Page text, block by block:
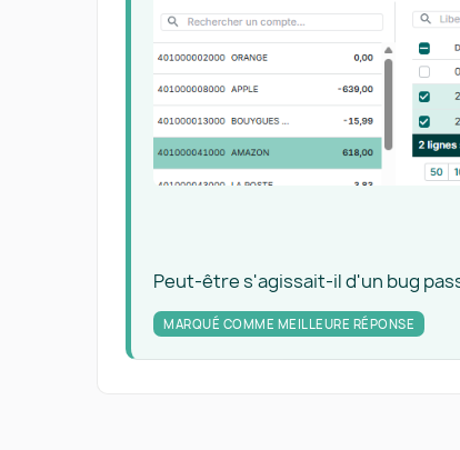
Peut-être s'agissait-il d'un bug
MARQUÉ COMME MEILLEURE RÉPONSE